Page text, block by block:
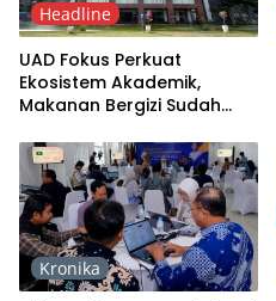
Headline
UAD Fokus Perkuat
Ekosistem Akademik,
Makanan Bergizi Sudah
Kronika